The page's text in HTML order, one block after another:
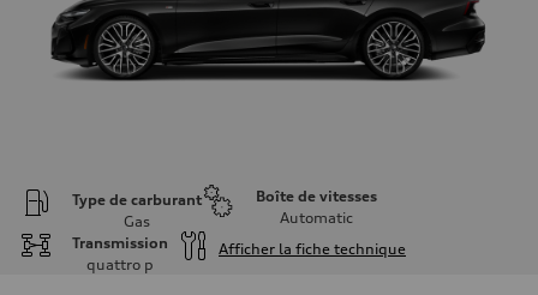
Type de carburant
Gas
Boîte de vitesses
Automatic
Transmission
quattro p
Afficher la fiche technique